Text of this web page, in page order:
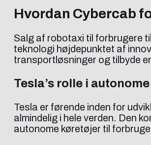
Hvordan Cybercab
Salg af robotaxi til forbrugere
teknologi højdepunktet af
transportløsninger og tilbyde
Tesla’s rolle i
Tesla er førende inden for
almindelig i hele verden. Den
autonome køretøjer til